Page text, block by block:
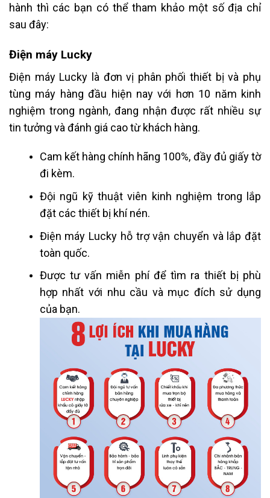
hành thì các bạn có thể tham khảo một số địa chỉ
sau đây:
Điện máy Lucky
Điện máy Lucky là đơn vị phân phối thiết bị và phụ
tùng máy hàng đầu hiện nay với hơn 10 năm kinh
nghiệm trong ngành, đang nhận được rất nhiều sự
tin tưởng và đánh giá cao từ khách hàng.
Cam kết hàng chính hãng 100%, đầy đủ giấy tờ
đi kèm.
Đội ngũ kỹ thuật viên kinh nghiệm trong lắp
đặt các thiết bị khí nén.
Điện máy Lucky hỗ trợ vận chuyển và lắp đặt
toàn quốc.
Được tư vấn miễn phí để tìm ra thiết bị phù
hợp nhất với nhu cầu và mục đích sử dụng
của bạn.